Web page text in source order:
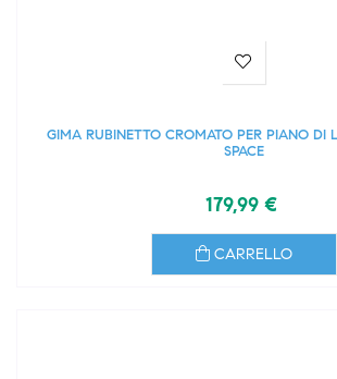
GIMA RUBINETTO CROMATO PER PIANO DI
SPACE
179,99 €
CARRELLO